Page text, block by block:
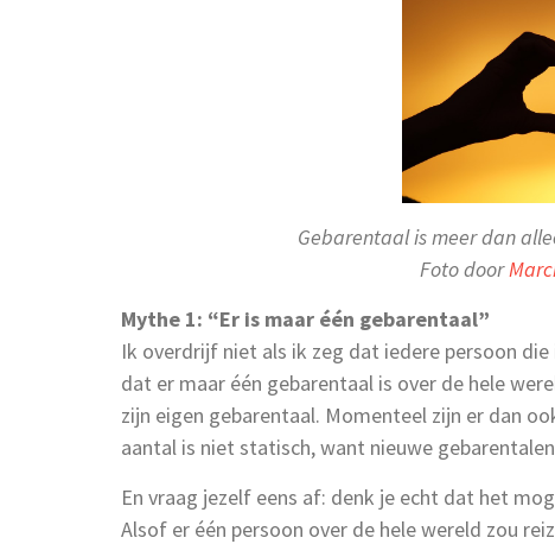
Gebarentaal is meer dan
Foto door
Mythe 1: “Er is maar één gebarentaal”
Ik overdrijf niet als ik zeg dat iedere persoon
dat er maar één gebarentaal is over de hele
zijn eigen gebarentaal. Momenteel zijn er dan
aantal is niet statisch, want nieuwe
En vraag jezelf eens af: denk je echt dat het
Alsof er één persoon over de hele wereld zou